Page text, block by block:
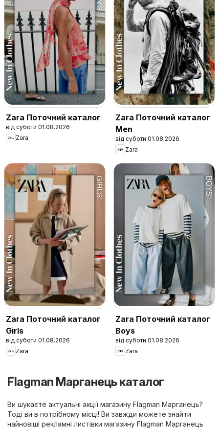
Zara Поточний каталог
від суботи 01.08.2026
Zara
Zara Поточний каталог
Men
від суботи 01.08.2026
Zara
Zara Поточний каталог
Girls
від суботи 01.08.2026
Zara
Zara Поточний каталог
Boys
від суботи 01.08.2026
Zara
Flagman Марганець каталог
Ви шукаєте актуальні акції магазину Flagman Марганець?
Тоді ви в потрібному місці! Ви завжди можете знайти
найновіші рекламні листівки магазину Flagman Марганець